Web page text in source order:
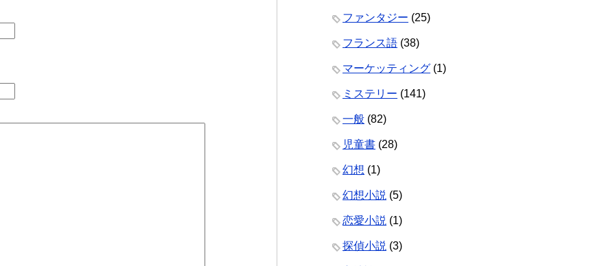
ファンタジー (25)
フランス語 (38)
マーケッティング (1)
ミステリー (141)
一般 (82)
児童書 (28)
幻想 (1)
幻想小説 (5)
恋愛小説 (1)
探偵小説 (3)